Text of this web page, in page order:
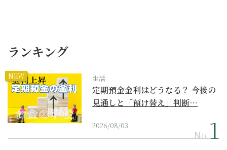
ランキング
NEW 生活
定期預金金利はどうなる？ 今後の
見通しと「預け替え」判断…
2026/08/03
No.